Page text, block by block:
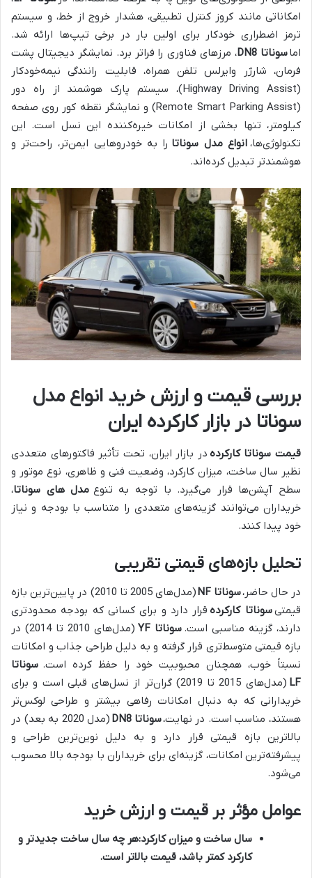
امکاناتی مانند کروز کنترل تطبیقی، هشدار خروج از خط، و سیستم
ترمز اضطراری خودکار برای اولین بار در برخی تیپ‌ها ارائه شد.
اماسوناتا DN8
، مرزهای فناوری را فراتر برد. نمایشگر دیجیتال پشت
فرمان، شارژر وایرلس تلفن همراه، قابلیت رانندگی نیمه‌خودکار
(Highway Driving Assist)، سیستم پارک هوشمند از راه دور
(Remote Smart Parking Assist) و نمایشگر نقطه کور روی صفحه
کیلومتر، تنها بخشی از امکانات خیره‌کننده این نسل است. این
تکنولوژی‌ها، انواع مدل سوناتا را به خودروهایی ایمن‌تر، راحت‌تر و
هوشمندتر تبدیل کرده‌اند.
بررسی قیمت و ارزش خرید انواع مدل
سوناتا در بازار کارکرده ایران
قیمت سوناتا کارکرده در بازار ایران، تحت تأثیر فاکتورهای متعددی
نظیر سال ساخت، میزان کارکرد، وضعیت فنی و ظاهری، نوع موتور و
سطح آپشن‌ها قرار می‌گیرد. با توجه به تنوع مدل های سوناتا،
خریداران می‌توانند گزینه‌های متعددی را متناسب با بودجه و نیاز
خود پیدا کنند.
تحلیل بازه‌های قیمتی تقریبی
در حال حاضر،سوناتا NF
(مدل‌های 2005 تا 2010) در پایین‌ترین بازه
قیمتیسوناتا کارکرده قرار دارد و برای کسانی که بودجه محدودتری
دارند، گزینه مناسبی است. سوناتا YF
(مدل‌های 2010 تا 2014) در
بازه قیمتی متوسط‌تری قرار گرفته و به دلیل طراحی جذاب و امکانات
نسبتاً خوب، همچنان محبوبیت خود را حفظ کرده است. سوناتا
LF
(مدل‌های 2015 تا 2019) گران‌تر از نسل‌های قبلی است و برای
خریدارانی که به دنبال امکانات رفاهی بیشتر و طراحی لوکس‌تر
هستند، مناسب است. در نهایت،سوناتا DN8
(مدل 2020 به بعد) در
بالاترین بازه قیمتی قرار دارد و به دلیل نوین‌ترین طراحی و
پیشرفته‌ترین امکانات، گزینه‌ای برای خریداران با بودجه بالا محسوب
می‌شود.
عوامل مؤثر بر قیمت و ارزش خرید
سال ساخت و میزان کارکرد:هر چه سال ساخت جدیدتر و
کارکرد کمتر باشد، قیمت بالاتر است.